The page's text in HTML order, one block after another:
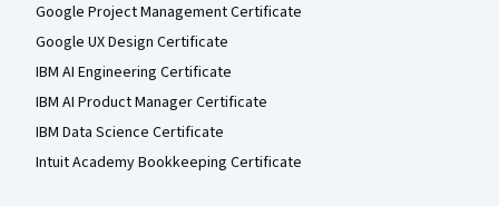
Google Project Management Certificate
Google UX Design Certificate
IBM AI Engineering Certificate
IBM AI Product Manager Certificate
IBM Data Science Certificate
Intuit Academy Bookkeeping Certificate